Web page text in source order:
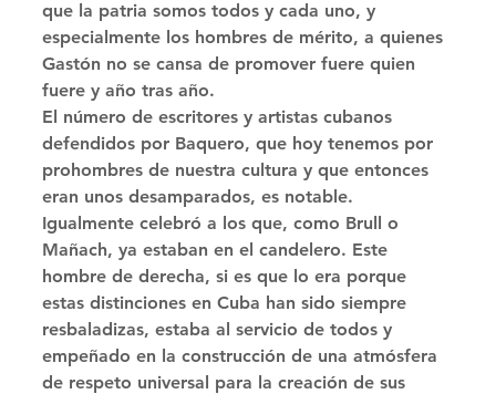
que la patria somos todos y cada uno, y
especialmente los hombres de mérito, a quienes
Gastón no se cansa de promover fuere quien
fuere y año tras año.
El número de escritores y artistas cubanos
defendidos por Baquero, que hoy tenemos por
prohombres de nuestra cultura y que entonces
eran unos desamparados, es notable.
Igualmente celebró a los que, como Brull o
Mañach, ya estaban en el candelero. Este
hombre de derecha, si es que lo era porque
estas distinciones en Cuba han sido siempre
resbaladizas, estaba al servicio de todos y
empeñado en la construcción de una atmósfera
de respeto universal para la creación de sus